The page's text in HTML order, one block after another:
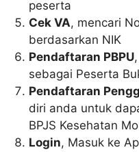
peserta
Cek VA, mencari
berdasarkan NIK
Pendaftaran PBPU
sebagai Peserta
Pendaftaran
diri anda untuk
BPJS Kesehatan
Login, Masuk ke